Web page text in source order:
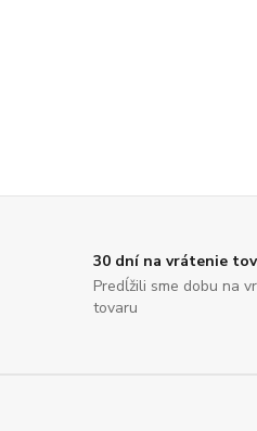
30 dní na vrátenie
Predĺžili sme dobu na
tovaru